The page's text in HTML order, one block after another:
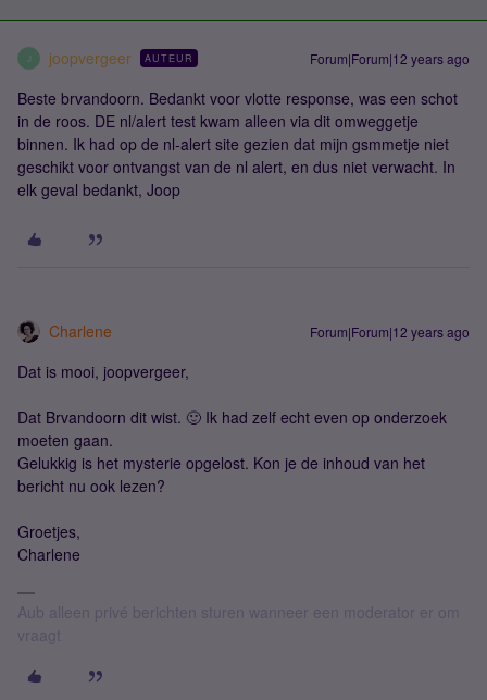
J joopvergeer AUTEUR Forum|Forum|12 years ago
Beste brvandoorn. Bedankt voor vlotte response, was een schot
in de roos. DE nl/alert test kwam alleen via dit omweggetje
binnen. Ik had op de nl-alert site gezien dat mijn gsmmetje niet
geschikt voor ontvangst van de nl alert, en dus niet verwacht. In
elk geval bedankt, Joop
Charlene Forum|Forum|12 years ago
Dat is mooi, joopvergeer,
Dat Brvandoorn dit wist. 🙂 Ik had zelf echt even op onderzoek
moeten gaan.
Gelukkig is het mysterie opgelost. Kon je de inhoud van het
bericht nu ook lezen?
Groetjes,
Charlene
Aub alleen privé berichten sturen wanneer een moderator er om
vraagt